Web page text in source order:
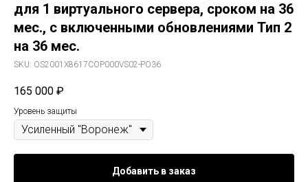
для 1 виртуального сервера, сроком на 36
мес., с включенными обновлениями Тип 2
на 36 мес.
SKU: OS2001X8617COP000VS02-PO36
165 000 ₽
Уровень защиты
Добавить в заказ